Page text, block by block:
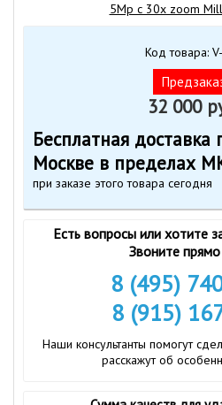
Код товара:
32 000
Бесплатная доставка
Москве в пределах
при заказе этого товара сегодня
Есть вопросы или хотите
Звоните прямо
8 (495)
8 (915)
Наши консультанты помогут
расскажут об